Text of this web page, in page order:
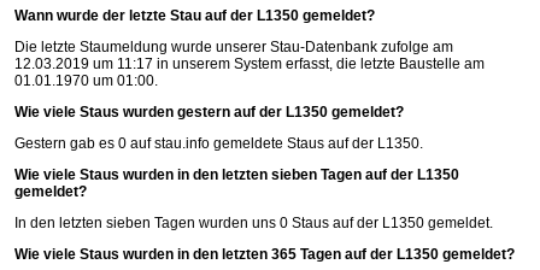
Wann wurde der letzte Stau auf der L1350 gemeldet?
Die letzte Staumeldung wurde unserer Stau-Datenbank zufolge am
12.03.2019 um 11:17 in unserem System erfasst, die letzte Baustelle am
01.01.1970 um 01:00.
Wie viele Staus wurden gestern auf der L1350 gemeldet?
Gestern gab es 0 aufstau.info gemeldete Staus auf der L1350.
Wie viele Staus wurden in den letzten sieben Tagen auf der L1350
gemeldet?
In den letzten sieben Tagen wurden uns 0 Staus auf der L1350 gemeldet.
Wie viele Staus wurden in den letzten 365 Tagen auf der L1350 gemeldet?